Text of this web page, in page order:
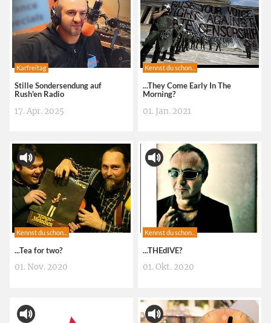
Karfreitag
Stille Sondersendung auf
Rush'en Radio
17. Apr. 2025
Kennst du schon...
...They Come Early In The
Morning?
01. Jan. 2021
Kennst du schon...
...Tea for two?
01. Nov. 2020
Kennst du schon...
...THEdIVE?
01. Okt. 2020